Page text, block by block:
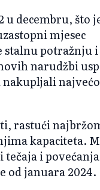
u decembru, što
mjesec
stalnu potražnju i
narudžbi
nakupljali
rastući
kapaciteta.
i
od januara 2024.